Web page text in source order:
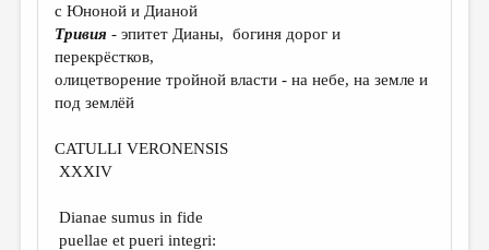
РЕЦЕНЗИРОВАНИЕ
ЦИКЛЫ ПУБЛИКАЦИЙ
ТРЕДИАКОВСКИЙ
МЕДИА
ВКОНТАКТЕ
с Юноной и Дианой
Тривия - эпитет Дианы, богиня дорог и
перекрёстков,
олицетворение тройной власти - на небе, на земле и
под землёй
CATULLI VERONENSIS
XXXIV
Dianae sumus in fide
puellae et pueri integri: